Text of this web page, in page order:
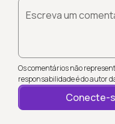
Escreva um
Os comentários não
responsabilidade é do autor
Conecte-